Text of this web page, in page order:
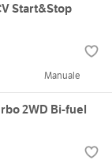
Start&Stop
Manuale
2WD Bi-fuel